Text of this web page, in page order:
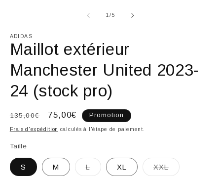
une
fenêtre
modale
1/de
5
ADIDAS
Maillot extérieur
Manchester United 2023-
24 (stock pro)
Prix
habituel
135,00€
Prix
promotionnel
75,00€ Promotion
Frais d'expédition calculés à l'étape de paiement.
Taille
S M LVariante
épuisée
XL XXLVariante
épuisée